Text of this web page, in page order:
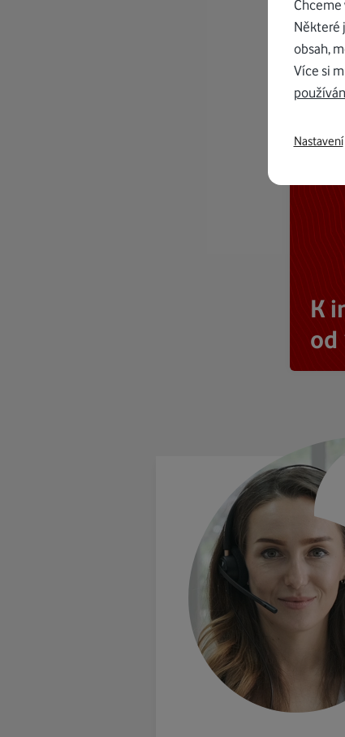
K
od
Chceme
Některé
obsah,
Více si
Nastavení